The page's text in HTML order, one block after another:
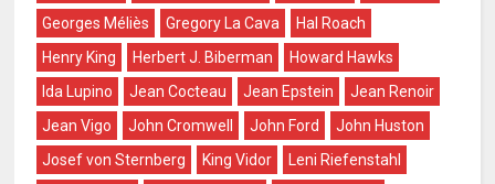
Georges Méliès
Gregory La Cava
Hal Roach
Henry King
Herbert J. Biberman
Howard Hawks
Ida Lupino
Jean Cocteau Jean Epstein
Jean Renoir
Jean Vigo
John Cromwell John Ford
John Huston
Josef von Sternberg
King Vidor
Leni Riefenstahl